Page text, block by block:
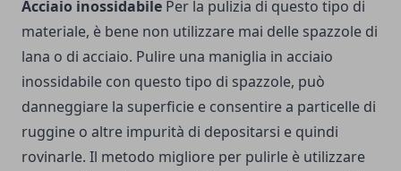
Acciaio inossidabile Per la pulizia di questo tipo di
materiale, è bene non utilizzare mai delle spazzole di
lana o di acciaio. Pulire una maniglia in acciaio
inossidabile con questo tipo di spazzole, può
danneggiare la superficie e consentire a particelle di
ruggine o altre impurità di depositarsi e quindi
rovinarle. Il metodo migliore per pulirle è utilizzare